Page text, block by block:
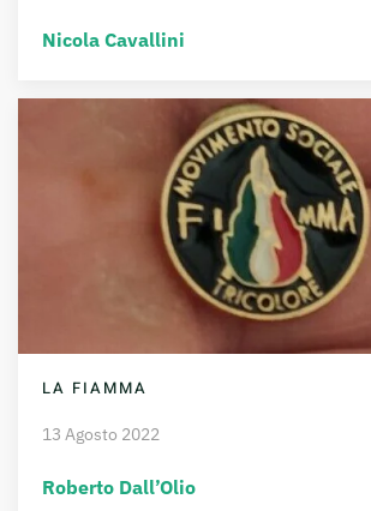
Nicola Cavallini
LA FIAMMA
13 Agosto 2022
Roberto Dall’Olio